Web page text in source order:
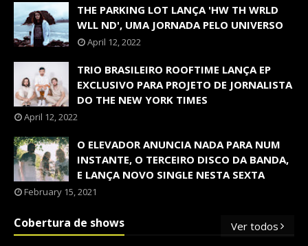
THE PARKING LOT LANÇA 'HW TH WRLD
WLL ND', UMA JORNADA PELO UNIVERSO
April 12, 2022
TRIO BRASILEIRO ROOFTIME LANÇA EP
EXCLUSIVO PARA PROJETO DE JORNALISTA
DO THE NEW YORK TIMES
April 12, 2022
O ELEVADOR ANUNCIA NADA PARA NUM
INSTANTE, O TERCEIRO DISCO DA BANDA,
E LANÇA NOVO SINGLE NESTA SEXTA
February 15, 2021
Cobertura de shows Ver todos